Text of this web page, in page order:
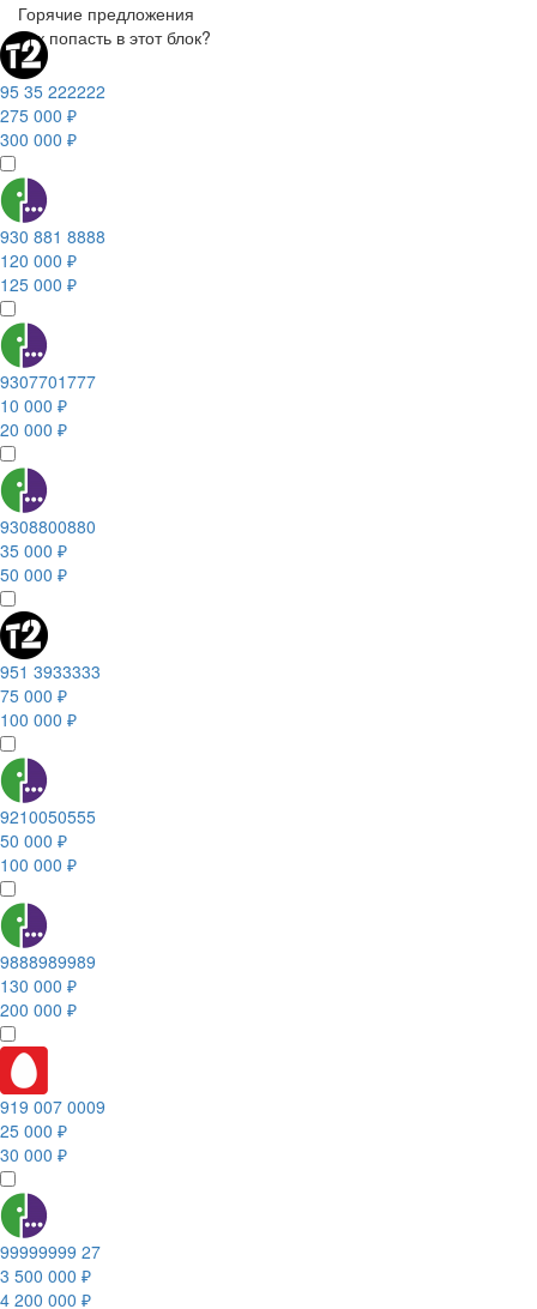
Горячие предложения
Как попасть в этот блок?
95 35 222222
275 000 ₽
300 000 ₽
930 881 8888
120 000 ₽
125 000 ₽
9307701777
10 000 ₽
20 000 ₽
9308800880
35 000 ₽
50 000 ₽
951 3933333
75 000 ₽
100 000 ₽
9210050555
50 000 ₽
100 000 ₽
9888989989
130 000 ₽
200 000 ₽
919 007 0009
25 000 ₽
30 000 ₽
99999999 27
3 500 000 ₽
4 200 000 ₽